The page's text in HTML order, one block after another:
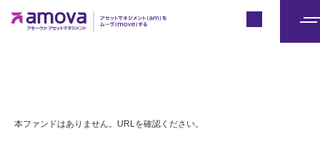
本ファンドはありません。URLを確認ください。